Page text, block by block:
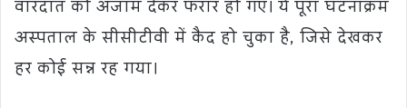
वारदात को अंजाम देकर फरार हो गए। ये पूरा घटनाक्रम
अस्पताल के सीसीटीवी में कैद हो चुका है, जिसे देखकर
हर कोई सन्न रह गया।